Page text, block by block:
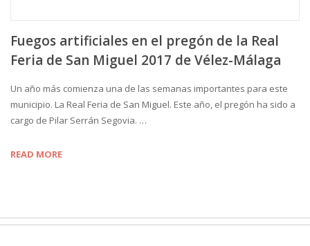
Fuegos artificiales en el pregón de la Real
Feria de San Miguel 2017 de Vélez-Málaga
Un año más comienza una de las semanas importantes para este
municipio. La Real Feria de San Miguel. Este año, el pregón ha sido a
cargo de Pilar Serrán Segovia. …
READ MORE